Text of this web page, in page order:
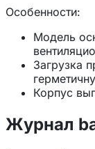
Особенности:
Модель
Загрузка
Корпус
Подходит
Журнал